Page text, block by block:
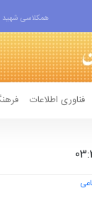
همکلاسی شهید
فناوری اطلاعات